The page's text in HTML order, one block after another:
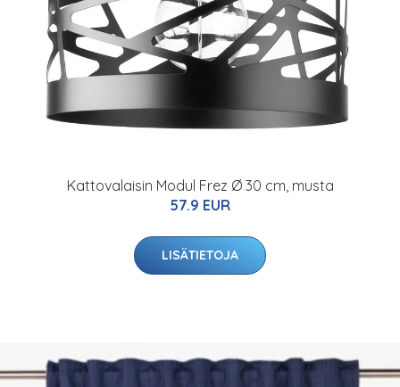
Kattovalaisin Modul Frez Ø 30 cm, musta
57.9 EUR
LISÄTIETOJA